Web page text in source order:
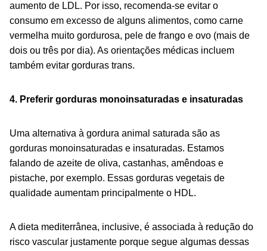
aumento de LDL. Por isso, recomenda-se evitar o
consumo em excesso de alguns alimentos, como carne
vermelha muito gordurosa, pele de frango e ovo (mais de
dois ou três por dia). As orientações médicas incluem
também evitar gorduras trans.
4. Preferir gorduras monoinsaturadas e insaturadas
Uma alternativa à gordura animal saturada são as
gorduras monoinsaturadas e insaturadas. Estamos
falando de azeite de oliva, castanhas, amêndoas e
pistache, por exemplo. Essas gorduras vegetais de
qualidade aumentam principalmente o HDL.
A dieta mediterrânea, inclusive, é associada à redução do
risco vascular justamente porque segue algumas dessas